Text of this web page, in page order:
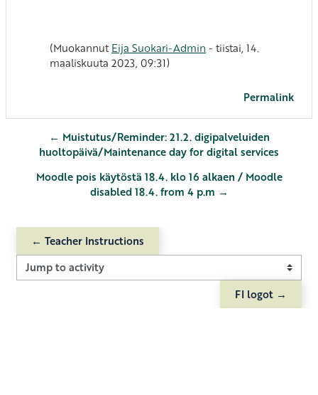
(MuokannutEija Suokari-Admin - tiistai, 14.
maaliskuuta 2023, 09:31)
Permalink
← Muistutus/Reminder: 21.2. digipalveluiden
huoltopäivä/Maintenance day for digital services
Moodle pois käytöstä 18.4. klo 16 alkaen / Moodle
disabled 18.4. from 4 p.m →
← Teacher Instructions
Jump to activity
FI logot →